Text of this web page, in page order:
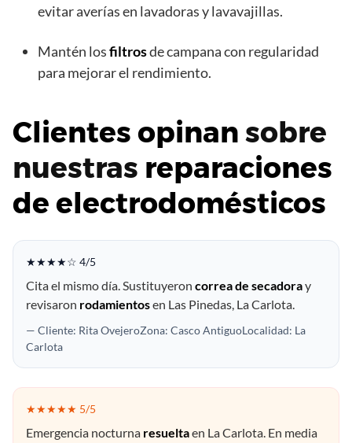
evitar averías en lavadoras y lavavajillas.
Mantén losfiltrosde campana con regularidad
para mejorar el rendimiento.
Clientes opinan sobre
nuestras reparaciones
de electrodomésticos
★★★★☆ 4/5
Cita el mismo día. Sustituyeron correa de secadoray
revisaron rodamientosen Las Pinedas, La Carlota.
— Cliente: Rita OvejeroZona: Casco AntiguoLocalidad: La
Carlota
★★★★★ 5/5
Emergencia nocturna resueltaen La Carlota. En media